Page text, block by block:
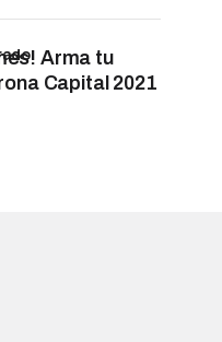
Arma tu
Capital 2021